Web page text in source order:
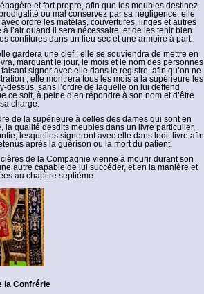
et fort propre, afin que les meubles destinez
ou mal conservez par sa négligence, elle
ordre les matelas, couvertures, linges et autres
l’air quand il sera nécessaire, et de les tenir bien
confitures dans un lieu sec et une armoire à part.
gardera une clef ; elle se souviendra de mettre en
marquant le jour, le mois et le nom des personnes
signer avec elle dans le registre, afin qu’on ne
; elle montrera tous les mois à la supérieure les
dessus, sans l’ordre de laquelle on lui deffend
soit, à peine d’en répondre à son nom et d’être
charge.
de la supérieure à celles des dames qui sont en
qualité desdits meubles dans un livre particulier,
lesquelles signeront avec elle dans ledit livre afin
après la guérison ou la mort du patient.
de la Compagnie vienne à mourir durant son
autre capable de lui succéder, et en la manière et
au chapitre septième.
la Confrérie